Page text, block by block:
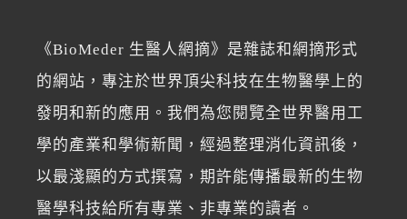
《BioMeder 生醫人網摘》是雜誌和網摘形式
的網站，專注於世界頂尖科技在生物醫學上的
發明和新的應用。我們為您閱覽全世界醫用工
學的產業和學術新聞，經過整理消化資訊後，
以最淺顯的方式撰寫，期許能傳播最新的生物
醫學科技給所有專業、非專業的讀者。